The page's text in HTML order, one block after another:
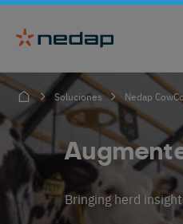
Soluciones Nedap
Bringing herd